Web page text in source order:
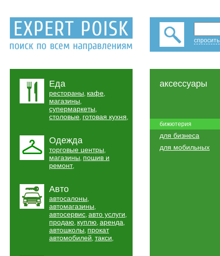
Еда
рестораны, кафе,
магазины,
супермаркеты,
столовые, готовая кухня,
Одежда
торговые центры,
магазины, пошив и
ремонт,
Авто
автосалоны,
автомагазины,
автосервис, авто услуги,
продаю, куплю, аренда,
автошколы, прокат
автомобилей, такси,
аксессуары
бижютерия
для бизнеса
для мобильных